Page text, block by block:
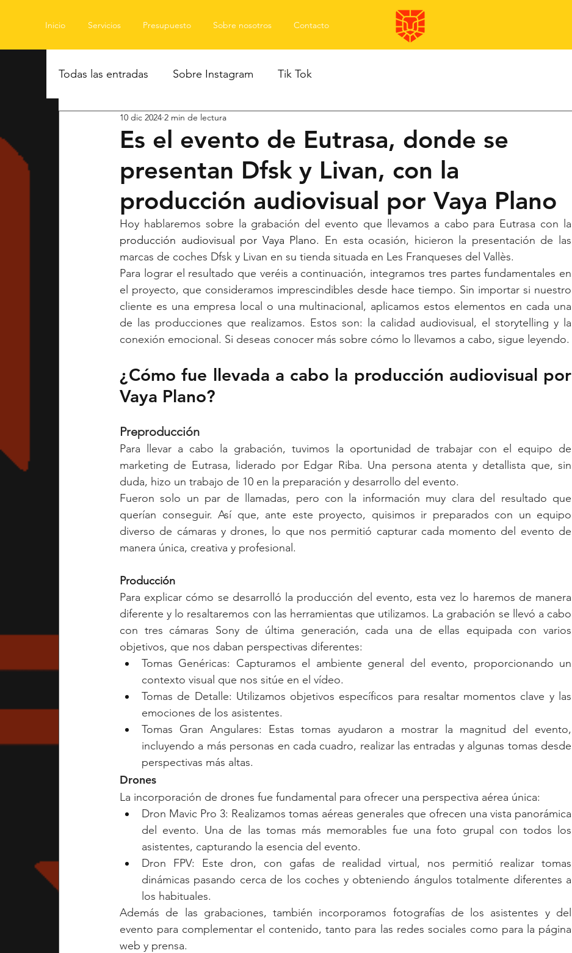
Inicio Servicios Presupuesto Sobre nosotros Contacto
Todas las entradas Sobre Instagram Tik Tok
Es el evento de Eutrasa, donde se
presentan Dfsk y Livan, con la
producción audiovisual por Vaya Plano
10 dic 2024 2 min de lectura
producción audiovisual por Vaya Plano. En esta ocasión, hicieron la presentación de las
marcas de coches Dfsk y Livan en su tienda situada en Les Franqueses del Vallès.
Para lograr el resultado que veréis a continuación, integramos tres partes fundamentales en
el proyecto, que consideramos imprescindibles desde hace tiempo. Sin importar si nuestro
cliente es una empresa local o una multinacional, aplicamos estos elementos en cada una
de las producciones que realizamos. Estos son: la calidad audiovisual, el storytelling y la
conexión emocional. Si deseas conocer más sobre cómo lo llevamos a cabo, sigue leyendo.
¿Cómo fue llevada a cabo la producción audiovisual por
Vaya Plano?
Preproducción
Para llevar a cabo la grabación, tuvimos la oportunidad de trabajar con el equipo de
marketing de Eutrasa, liderado por Edgar Riba. Una persona atenta y detallista que, sin
duda, hizo un trabajo de 10 en la preparación y desarrollo del evento.
Fueron solo un par de llamadas, pero con la información muy clara del resultado que
querían conseguir. Así que, ante este proyecto, quisimos ir preparados con un equipo
diverso de cámaras y drones, lo que nos permitió capturar cada momento del evento de
manera única, creativa y profesional.
Producción
Para explicar cómo se desarrolló la producción del evento, esta vez lo haremos de manera
diferente y lo resaltaremos con las herramientas que utilizamos. La grabación se llevó a cabo
con tres cámaras Sony de última generación, cada una de ellas equipada con varios
objetivos, que nos daban perspectivas diferentes:
Tomas Genéricas: Capturamos el ambiente general del evento, proporcionando un
contexto visual que nos sitúe en el vídeo.
Tomas de Detalle: Utilizamos objetivos específicos para resaltar momentos clave y las
emociones de los asistentes.
Tomas Gran Angulares: Estas tomas ayudaron a mostrar la magnitud del evento,
incluyendo a más personas en cada cuadro, realizar las entradas y algunas tomas desde
perspectivas más altas.
Drones
La incorporación de drones fue fundamental para ofrecer una perspectiva aérea única:
Dron Mavic Pro 3: Realizamos tomas aéreas generales que ofrecen una vista panorámica
del evento. Una de las tomas más memorables fue una foto grupal con todos los
asistentes, capturando la esencia del evento.
Dron FPV: Este dron, con gafas de realidad virtual, nos permitió realizar tomas
dinámicas pasando cerca de los coches y obteniendo ángulos totalmente diferentes a
los habituales.
Además de las grabaciones, también incorporamos fotografías de los asistentes y del
evento para complementar el contenido, tanto para las redes sociales como para la página
web y prensa.